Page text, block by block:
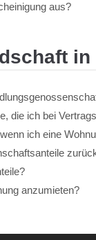
aus?
die ich bei
ich eine
anzumieten?